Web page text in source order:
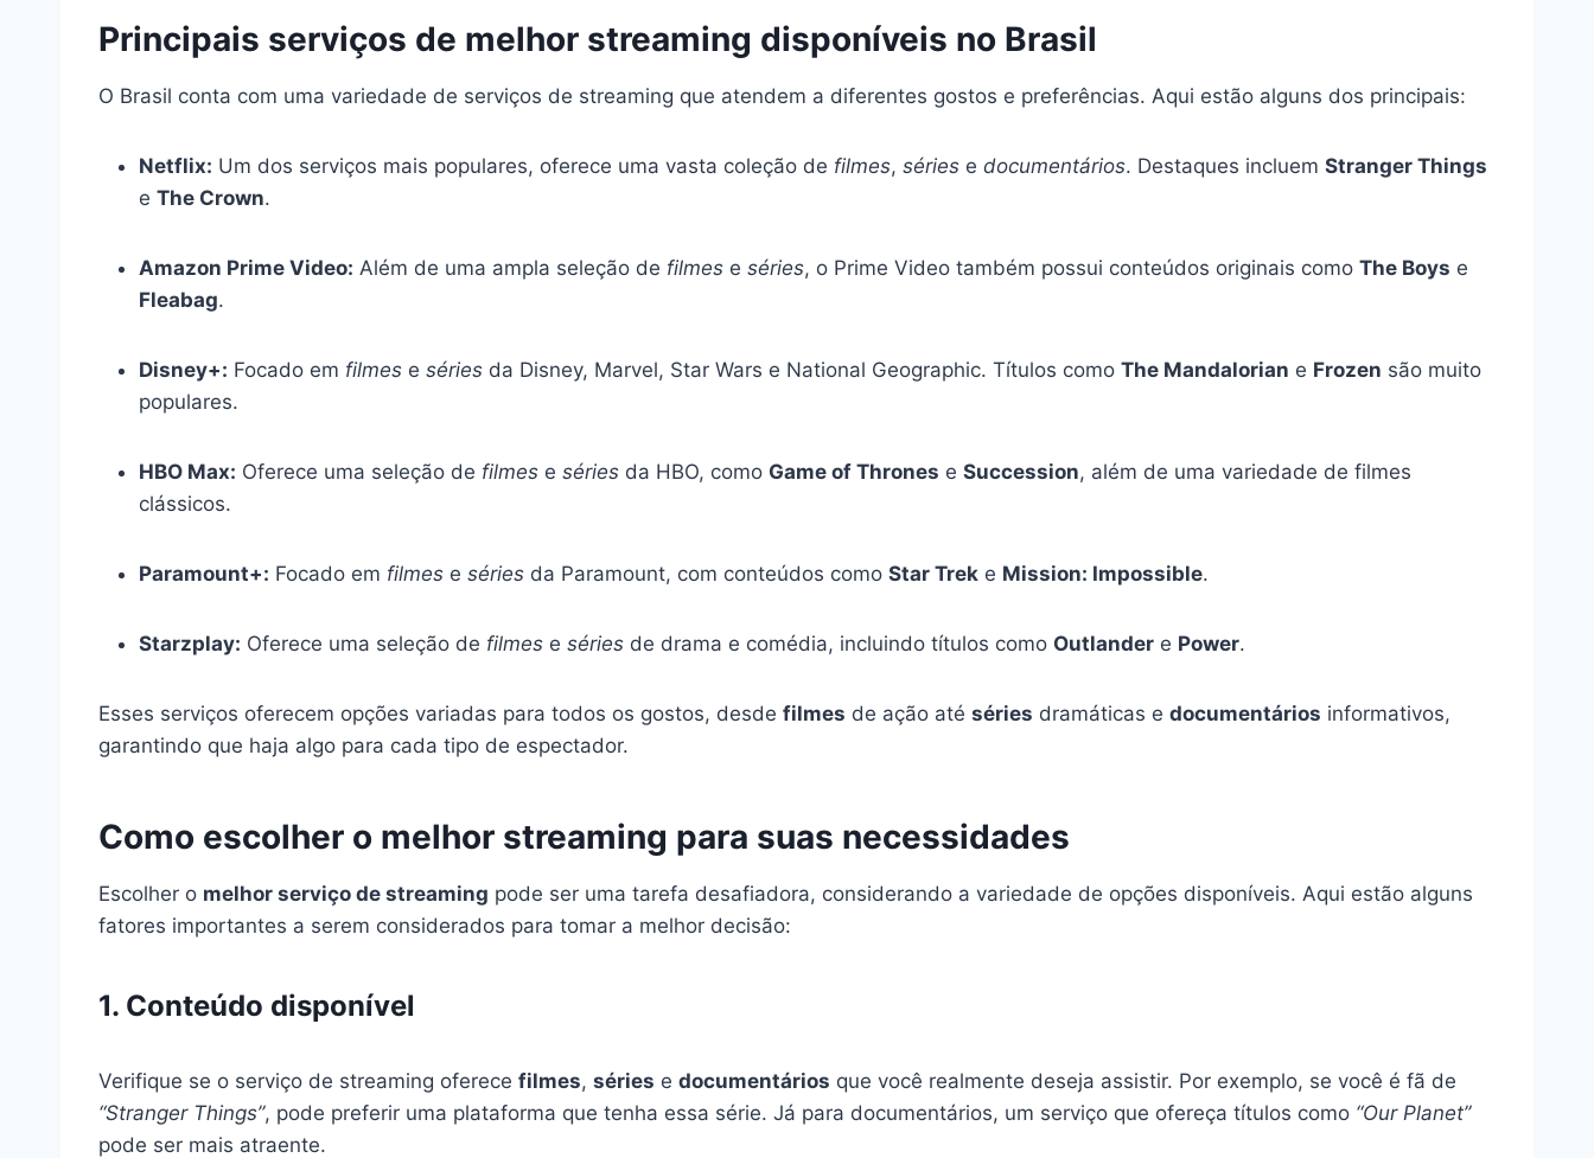
Principais serviços de melhor streaming disponíveis no Brasil
O Brasil conta com uma variedade de serviços de streaming que atendem a diferentes gostos e preferências. Aqui estão alguns dos principais:
Netflix: Um dos serviços mais populares, oferece uma vasta coleção de filmes, séries e documentários. Destaques incluem Stranger Things
e The Crown.
Amazon Prime Video: Além de uma ampla seleção de filmes e séries, o Prime Video também possui conteúdos originais como The Boys e
Fleabag.
Disney+: Focado em filmes e séries da Disney, Marvel, Star Wars e National Geographic. Títulos como The Mandalorian e Frozen são muito
populares.
HBO Max: Oferece uma seleção de filmes e séries da HBO, como Game of Thrones e Succession, além de uma variedade de filmes
clássicos.
Paramount+: Focado em filmes e séries da Paramount, com conteúdos como Star Trek e Mission: Impossible.
Starzplay: Oferece uma seleção de filmes e séries de drama e comédia, incluindo títulos como Outlander e Power.
Esses serviços oferecem opções variadas para todos os gostos, desde filmes de ação até séries dramáticas e documentários informativos,
garantindo que haja algo para cada tipo de espectador.
Como escolher o melhor streaming para suas necessidades
Escolher o melhor serviço de streaming pode ser uma tarefa desafiadora, considerando a variedade de opções disponíveis. Aqui estão alguns
fatores importantes a serem considerados para tomar a melhor decisão:
1. Conteúdo disponível
Verifique se o serviço de streaming oferece filmes, séries e documentários que você realmente deseja assistir. Por exemplo, se você é fã de
“Stranger Things”, pode preferir uma plataforma que tenha essa série. Já para documentários, um serviço que ofereça títulos como “Our Planet”
pode ser mais atraente.